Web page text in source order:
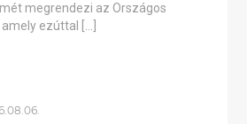
megrendezi az Országos
ezúttal […]